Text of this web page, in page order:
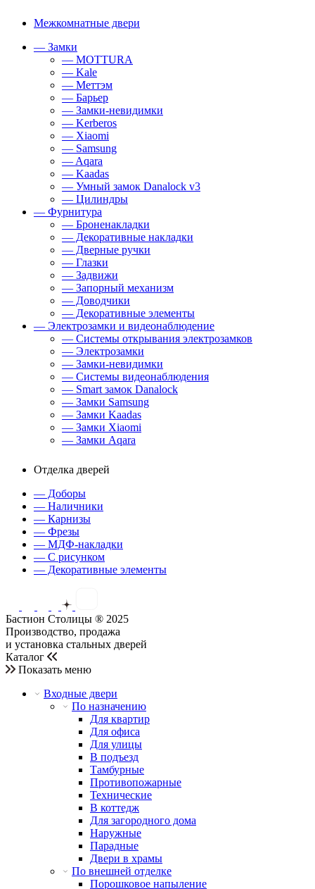
Межкомнатные двери
— Замки
— MOTTURA
— Kale
— Меттэм
— Барьер
— Замки-невидимки
— Kerberos
— Xiaomi
— Samsung
— Aqara
— Kaadas
— Умный замок Danalock v3
— Цилиндры
— Фурнитура
— Броненакладки
— Декоративные накладки
— Дверные ручки
— Глазки
— Задвижи
— Запорный механизм
— Доводчики
— Декоративные элементы
— Электрозамки и видеонаблюдение
— Системы открывания электрозамков
— Электрозамки
— Замки-невидимки
— Системы видеонаблюдения
— Smart замок Danalock
— Замки Samsung
— Замки Kaadas
— Замки Xiaomi
— Замки Aqara
Отделка дверей
— Доборы
— Наличники
— Карнизы
— Фрезы
— МДФ-накладки
— С рисунком
— Декоративные элементы
Бастион Столицы ® 2025
Производство, продажа
и установка стальных дверей
Каталог
Показать меню
Входные двери
По назначению
Для квартир
Для офиса
Для улицы
В подъезд
Тамбурные
Противопожарные
Технические
В коттедж
Для загородного дома
Наружные
Парадные
Двери в храмы
По внешней отделке
Порошковое напыление